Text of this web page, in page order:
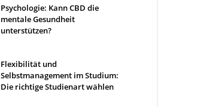
Psychologie: Kann CBD die
mentale Gesundheit
unterstützen?
Flexibilität und
Selbstmanagement im Studium:
Die richtige Studienart wählen